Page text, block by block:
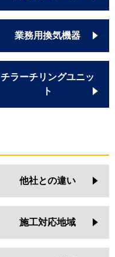
業務用換気機器
チラーチリングユニッ
ト
他社との違い
施工対応地域